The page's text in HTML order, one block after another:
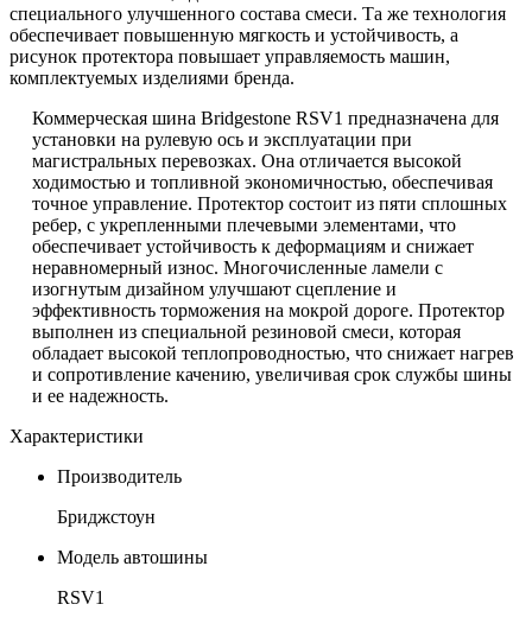
специального улучшенного состава смеси. Та же технология
обеспечивает повышенную мягкость и устойчивость, а
рисунок протектора повышает управляемость машин,
комплектуемых изделиями бренда.
Коммерческая шина Bridgestone RSV1 предназначена для
установки на рулевую ось и эксплуатации при
магистральных перевозках. Она отличается высокой
ходимостью и топливной экономичностью, обеспечивая
точное управление. Протектор состоит из пяти сплошных
ребер, с укрепленными плечевыми элементами, что
обеспечивает устойчивость к деформациям и снижает
неравномерный износ. Многочисленные ламели с
изогнутым дизайном улучшают сцепление и
эффективность торможения на мокрой дороге. Протектор
выполнен из специальной резиновой смеси, которая
обладает высокой теплопроводностью, что снижает нагрев
и сопротивление качению, увеличивая срок службы шины
и ее надежность.
Характеристики
Производитель
Бриджстоун
Модель автошины
RSV1